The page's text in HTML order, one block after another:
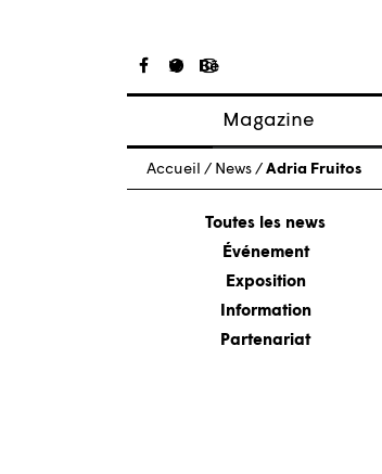
Magazine
Articles
À propos
Numéros
Accueil / News / Adria Fruitos
Toutes les news
Événement
Exposition
Information
Partenariat